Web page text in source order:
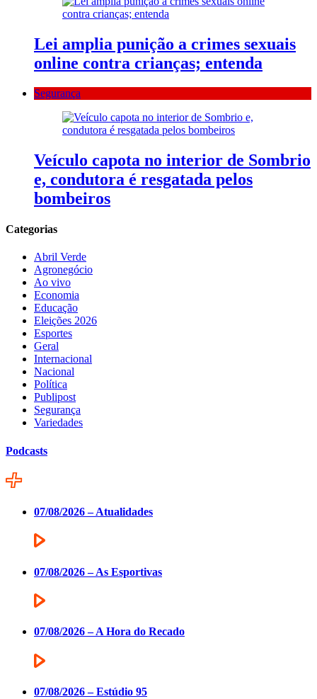
Lei amplia punição a crimes sexuais
online contra crianças; entenda
Segurança
Veículo capota no interior de Sombrio
e, condutora é resgatada pelos
bombeiros
Categorias
Abril Verde
Agronegócio
Ao vivo
Economia
Educação
Eleições 2026
Esportes
Geral
Internacional
Nacional
Política
Publipost
Segurança
Variedades
Podcasts
07/08/2026 – Atualidades
07/08/2026 – As Esportivas
07/08/2026 – A Hora do Recado
07/08/2026 – Estúdio 95